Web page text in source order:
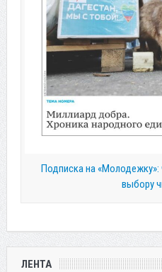
Подписка на «Молодежку»:
выбору
ЛЕНТА